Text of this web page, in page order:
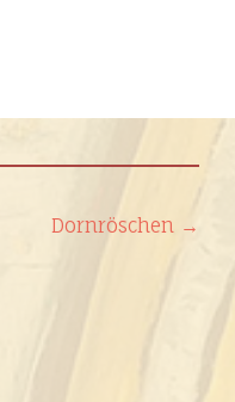
Dornröschen →